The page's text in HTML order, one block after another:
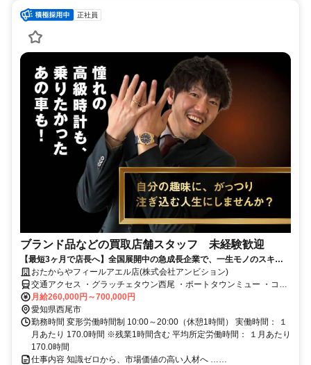
正社員
ブランド品などの買取店舗スタッフ 未経験歓迎
【最短3ヶ月で店長へ】全国展開中の急成長企業で、一生モノのスキル
とキャリアを手にしませんか？
おたからやフィールアエル店(株式会社アンビション)
交通アクセス ・グラッチェタウン西尾 ・ポートタウンミュー ・コノ
ミヤ青木 ・豊田GAZA店 ・クラスポ蒲郡 ・フィールアエル ・フィー
ルエクボスタイルこもぐち ・MEGAドン・キホーテUNY 東海通 ・ド
ン・キホーテUNY 碧南 ・ピアゴ黒笹 ・エアポートウォーク名古屋 ・
MEGAドン・キホーテUNY豊明 ・ピアゴ ラ フーズコア正保 ※上記店
舗内で異動や応援あり
月給260,000円～700,000円
愛知県西尾市
勤務時間 変形労働時間制 10:00～20:00（休憩1時間） 実働時間： １
月あたり 170.0時間 ※残業1時間含む 平均所定労働時間： １月あたり
170.0時間
仕事内容 知識ゼロから、市場価値の高い人材へ ……